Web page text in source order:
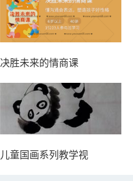
决胜未来的情商课
儿童国画系列教学视